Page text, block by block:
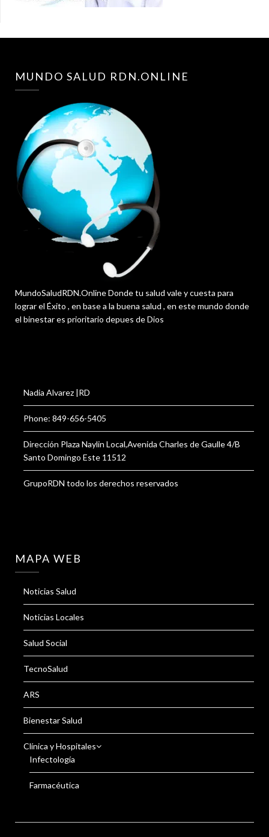
MUNDO SALUD RDN.ONLINE
MundoSaludRDN.Online Donde tu salud vale y cuesta para
lograr el Éxito , en base a la buena salud , en este mundo donde
el binestar es prioritario depues de Dios
Nadia Alvarez |RD
Phone: 849-656-5405
Dirección Plaza Naylin Local,Avenida Charles de Gaulle 4/B
Santo Domingo Este 11512
GrupoRDN todo los derechos reservados
MAPA WEB
Noticias Salud
Noticias Locales
Salud Social
TecnoSalud
ARS
Bienestar Salud
Clínica y Hospitales
Infectología
Farmacéutica